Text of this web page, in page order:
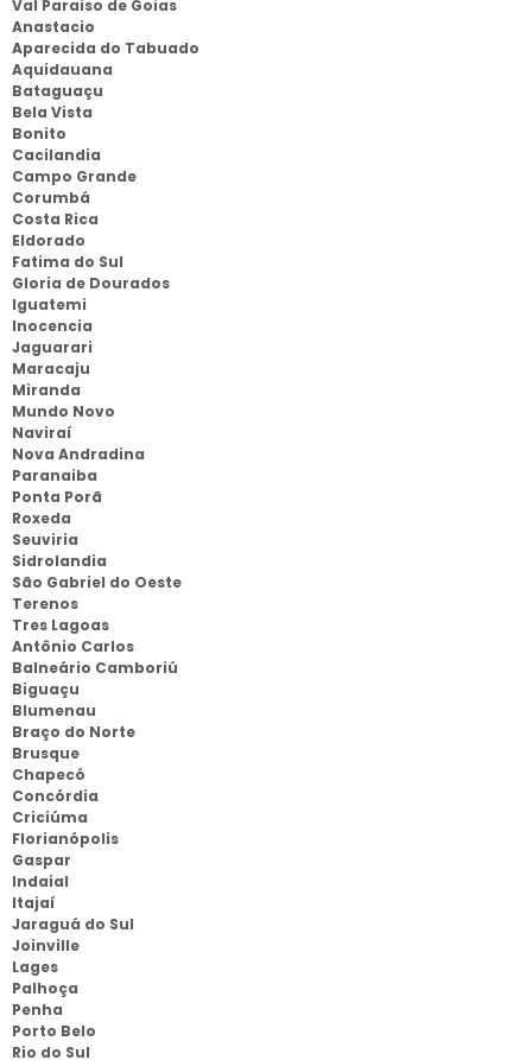
Val Paraiso de Goias
Anastacio
Aparecida do Tabuado
Aquidauana
Bataguaçu
Bela Vista
Bonito
Cacilandia
Campo Grande
Corumbá
Costa Rica
Eldorado
Fatima do Sul
Gloria de Dourados
Iguatemi
Inocencia
Jaguarari
Maracaju
Miranda
Mundo Novo
Naviraí
Nova Andradina
Paranaiba
Ponta Porã
Roxeda
Seuviria
Sidrolandia
São Gabriel do Oeste
Terenos
Tres Lagoas
Antônio Carlos
Balneário Camboriú
Biguaçu
Blumenau
Braço do Norte
Brusque
Chapecó
Concórdia
Criciúma
Florianópolis
Gaspar
Indaial
Itajaí
Jaraguá do Sul
Joinville
Lages
Palhoça
Penha
Porto Belo
Rio do Sul